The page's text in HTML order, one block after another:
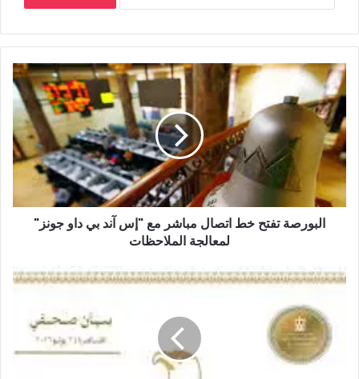
البورصة تفتح خط اتصال مباشر مع "إس آند بي داو جونز"
لمعالجة الملاحظات